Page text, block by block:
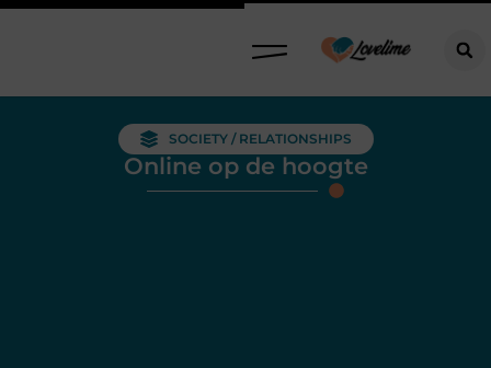
SOCIETY / RELATIONSHIPS
Online op de hoogte